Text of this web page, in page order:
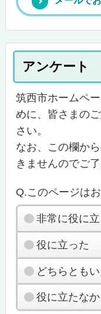
アンケート
筑西市ホームペ
めに、皆さまの
さい。
なお、この欄か
きませんのでご了
Q.このページは
非常に役に
役に立った
どちらとも
役に立たな